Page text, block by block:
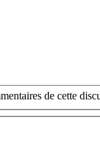
de cette